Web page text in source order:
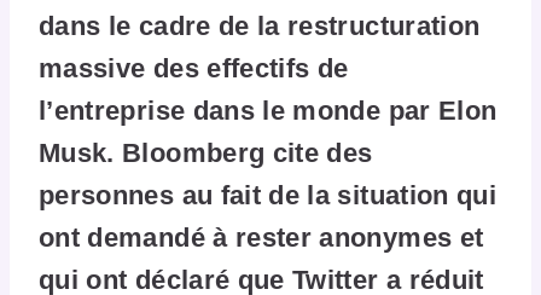
dans le cadre de la restructuration
massive des effectifs de
l’entreprise dans le monde par Elon
Musk. Bloomberg cite des
personnes au fait de la situation qui
ont demandé à rester anonymes et
qui ont déclaré que Twitter a réduit